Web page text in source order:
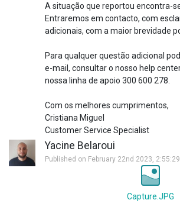
A situação que reportou encontra-
Entraremos em contacto, com
adicionais, com a maior brevidade
Para qualquer questão adicional
e-mail, consultar o nosso help
nossa linha de apoio 300 600 278.
Com os melhores cumprimentos,
Cristiana Miguel
Customer Service Specialist
Yacine Belaroui
Published on February 22nd 2023,
Capture.JPG